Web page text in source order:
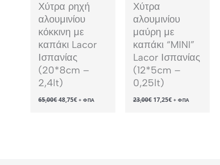
Χύτρα ρηχή
αλουμινίου
κόκκινη με
καπάκι Lacor
Ισπανίας
(20*8cm –
2,4lt)
65,00€ Original
price
48,75€Η+ ΦΠΑ
Χύτρα
αλουμινίου
μαύρη με
καπάκι “MINI”
Lacor Ισπανίας
(12*5cm –
0,25lt)
23,00€ Original
price
17,25€Η+ ΦΠΑ